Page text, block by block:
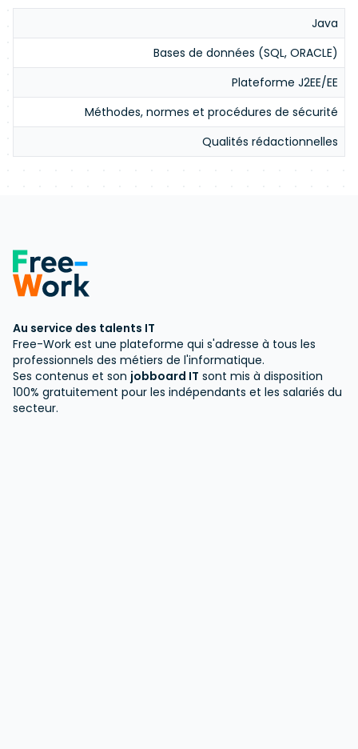
Java
Bases de données (SQL, ORACLE)
Plateforme J2EE/EE
Méthodes, normes et procédures de sécurité
Qualités rédactionnelles
Au service des talents IT
Free-Work est une plateforme qui s'adresse à tous les
professionnels des métiers de l'informatique.
Ses contenus et son jobboard IT sont mis à disposition
100% gratuitement pour les indépendants et les salariés du
secteur.